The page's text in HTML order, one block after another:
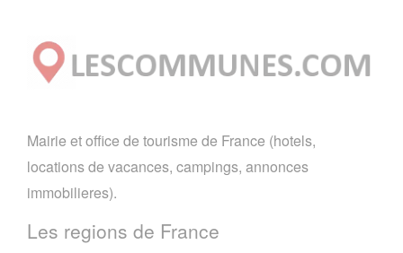
Mairie et office de tourisme de France (hotels,
locations de vacances, campings, annonces
immobilieres).
Les regions de France